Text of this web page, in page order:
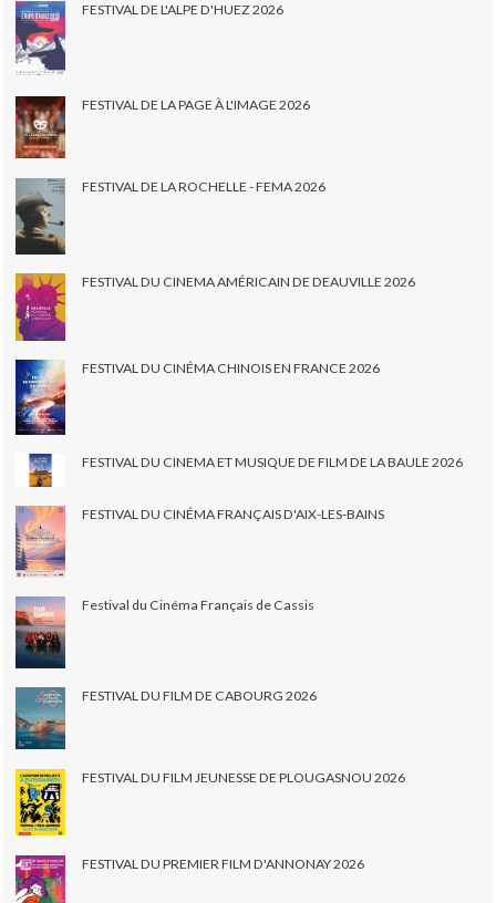
FESTIVAL DE L'ALPE D'HUEZ 2026
FESTIVAL DE LA PAGE À L'IMAGE 2026
FESTIVAL DE LA ROCHELLE - FEMA 2026
FESTIVAL DU CINEMA AMÉRICAIN DE DEAUVILLE 2026
FESTIVAL DU CINÉMA CHINOIS EN FRANCE 2026
FESTIVAL DU CINEMA ET MUSIQUE DE FILM DE LA BAULE 2026
FESTIVAL DU CINÉMA FRANÇAIS D'AIX-LES-BAINS
Festival du Cinéma Français de Cassis
FESTIVAL DU FILM DE CABOURG 2026
FESTIVAL DU FILM JEUNESSE DE PLOUGASNOU 2026
FESTIVAL DU PREMIER FILM D'ANNONAY 2026